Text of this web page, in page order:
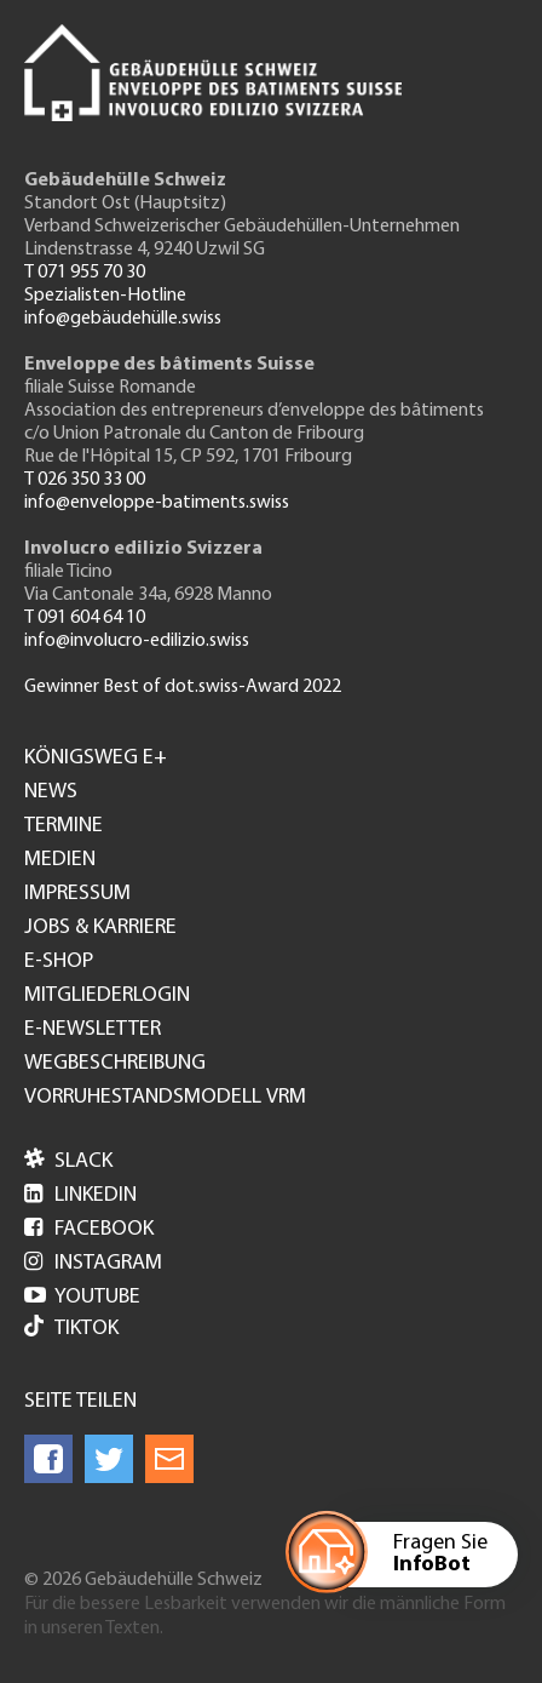
Fragen Sie
InfoBot
Gebäudehülle Schweiz
Standort Ost (Hauptsitz)
Verband Schweizerischer Gebäudehüllen-Unternehmen
Lindenstrasse 4, 9240 Uzwil SG
T 071 955 70 30
Spezialisten-Hotline
info@gebäudehülle.swiss
Enveloppe des bâtiments Suisse
filiale Suisse Romande
Association des entrepreneurs d’enveloppe des bâtiments
c/o Union Patronale du Canton de Fribourg
Rue de l'Hôpital 15, CP 592, 1701 Fribourg
T 026 350 33 00
info@enveloppe-batiments.swiss
Involucro edilizio Svizzera
filiale Ticino
Via Cantonale 34a, 6928 Manno
T 091 604 64 10
info@involucro-edilizio.swiss
Gewinner Best of dot.swiss-Award 2022
GH
KÖNIGSWEG E+
NEWS
TERMINE
MEDIEN
IMPRESSUM
JOBS & KARRIERE
E-SHOP
MITGLIEDERLOGIN
E-NEWSLETTER
WEGBESCHREIBUNG
VORRUHESTANDSMODELL VRM
 SLACK
 LINKEDIN
 FACEBOOK
 INSTAGRAM
 YOUTUBE
TIKTOK
SEITE TEILEN
© 2026 Gebäudehülle Schweiz
Für die bessere Lesbarkeit verwenden wir die männliche Form
in unseren Texten.